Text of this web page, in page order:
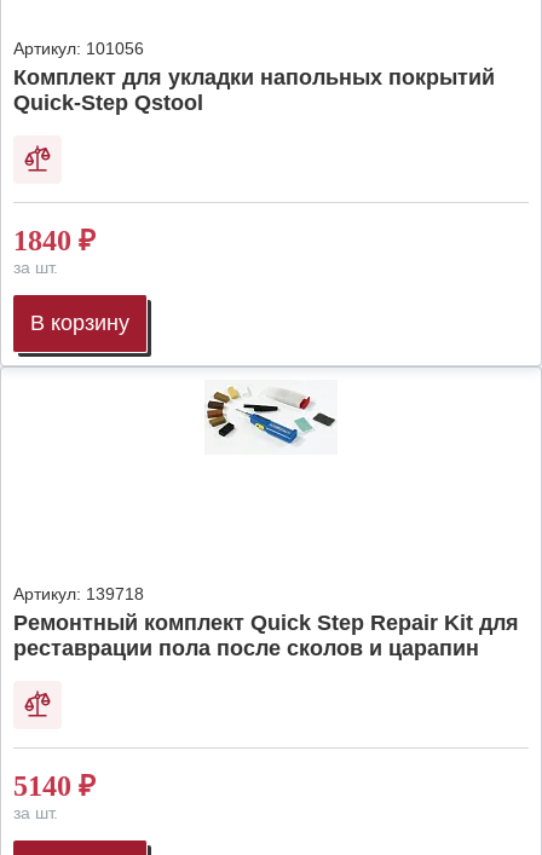
Артикул: 101056
Комплект для укладки напольных покрытий
Quick-Step Qstool
1840 ₽
за шт.
В корзину
Артикул: 139718
Ремонтный комплект Quick Step Repair Kit для
реставрации пола после сколов и царапин
5140 ₽
за шт.